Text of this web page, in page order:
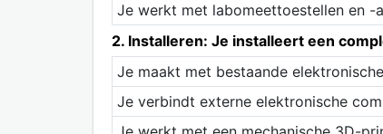
Je werkt met labomeettoestellen en -
2. Installeren: Je installeert een
Je maakt met bestaande
Je verbindt externe elektronische